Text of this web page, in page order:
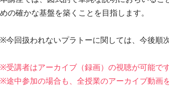
めの確かな基盤を築くことを目指します。
※今回扱われないプラトーに関しては、今後順
※受講者はアーカイブ（録画）の視聴が可能で
※途中参加の場合も、全授業のアーカイブ動画